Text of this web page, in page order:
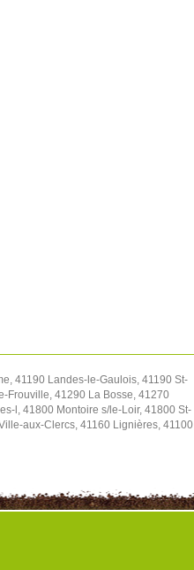
41190 Landes-le-Gaulois, 41190 St-
Frouville, 41290 La Bosse, 41270
l, 41800 Montoire s/le-Loir, 41800 St-
aux-Clercs, 41160 Lignières, 41100